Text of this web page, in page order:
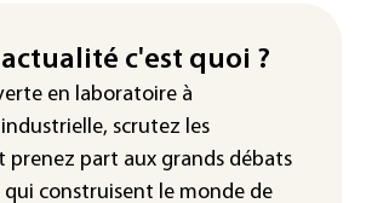
avec la hausse des prix
actualité c'est quoi ?
en laboratoire à
scrutez les
prenez part aux grands débats
qui construisent le monde de